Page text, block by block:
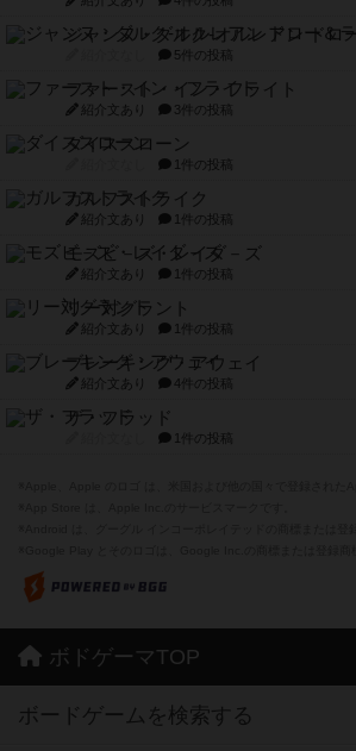
ジャンヌ・ダルク-オルレアン ドロ
5件の投稿
ファースト・イン・フライト
紹介文あり 3件の投稿
ダイススローン
1件の投稿
ガルフストライク
紹介文あり 1件の投稿
モズビ－ズ・レイダ－ズ
紹介文あり 1件の投稿
リー対グラント
紹介文あり 1件の投稿
ブレーキング・アウェイ
紹介文あり 4件の投稿
ザ・フラッド
1件の投稿
ボドゲーマTOP
ボードゲームを検索する